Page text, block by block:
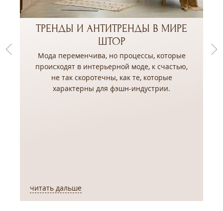
ТРЕНДЫ И АНТИТРЕНДЫ В МИРЕ
ШТОР
Мода переменчива, но процессы, которые
происходят в интерьерной моде, к счастью,
не так скоротечны, как те, которые
характерны для фэшн-индустрии.
читать дальше